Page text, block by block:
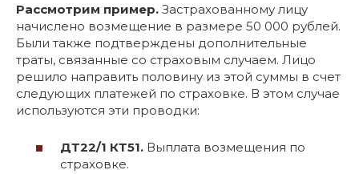
Рассмотрим пример. Застрахованному лицу
начислено возмещение в размере 50 000 рублей.
Были также подтверждены дополнительные
траты, связанные со страховым случаем. Лицо
решило направить половину из этой суммы в счет
следующих платежей по страховке. В этом случае
используются эти проводки:
ДТ22/1 КТ51. Выплата возмещения по
страховке.